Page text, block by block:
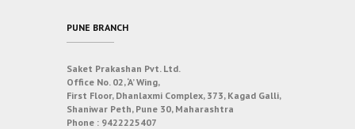
PUNE BRANCH
Saket Prakashan Pvt. Ltd.
Office No. 02, ‘A’ Wing,
First Floor, Dhanlaxmi Complex, 373, Kagad Galli,
Shaniwar Peth, Pune 30, Maharashtra
Phone : 9422225407